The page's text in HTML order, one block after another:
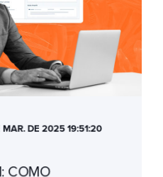
MAR. DE 2025 19:51:20
COMO